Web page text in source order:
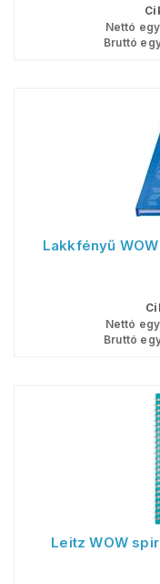
Nettó
Bruttó
Lakkfényű
Nettó
Bruttó
Leitz WOW